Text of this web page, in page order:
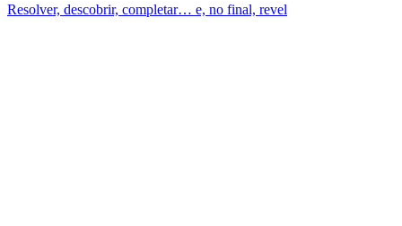
Resolver, descobrir, completar… e, no final, revel